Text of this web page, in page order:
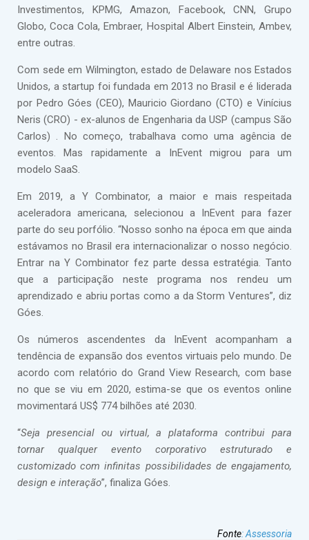
Investimentos, KPMG, Amazon, Facebook, CNN, Grupo
Globo, Coca Cola, Embraer, Hospital Albert Einstein, Ambev,
entre outras.
Com sede em Wilmington, estado de Delaware nos Estados
Unidos, a startup foi fundada em 2013 no Brasil e é liderada
por Pedro Góes (CEO), Mauricio Giordano (CTO) e Vinícius
Neris (CRO) - ex-alunos de Engenharia da USP (campus São
Carlos) . No começo, trabalhava como uma agência de
eventos. Mas rapidamente a InEvent migrou para um
modelo SaaS.
Em 2019, a Y Combinator, a maior e mais respeitada
aceleradora americana, selecionou a InEvent para fazer
parte do seu porfólio. “Nosso sonho na época em que ainda
estávamos no Brasil era internacionalizar o nosso negócio.
Entrar na Y Combinator fez parte dessa estratégia. Tanto
que a participação neste programa nos rendeu um
aprendizado e abriu portas como a da Storm Ventures”, diz
Góes.
Os números ascendentes da InEvent acompanham a
tendência de expansão dos eventos virtuais pelo mundo. De
acordo com relatório do Grand View Research, com base
no que se viu em 2020, estima-se que os eventos online
movimentará US$ 774 bilhões até 2030.
“Seja presencial ou virtual, a plataforma contribui para
tornar qualquer evento corporativo estruturado e
customizado com infinitas possibilidades de engajamento,
design e interação”, finaliza Góes.
Fonte:Assessoria